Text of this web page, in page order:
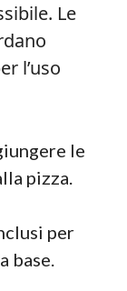
Le
l’uso
le
pizza.
per
base.